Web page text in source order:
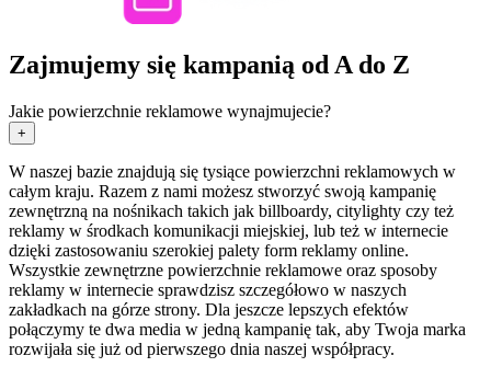
Zajmujemy się kampanią od A do Z
Jakie powierzchnie reklamowe wynajmujecie?
+
W naszej bazie znajdują się tysiące powierzchni reklamowych w
całym kraju. Razem z nami możesz stworzyć swoją kampanię
zewnętrzną na nośnikach takich jak billboardy, citylighty czy też
reklamy w środkach komunikacji miejskiej, lub też w internecie
dzięki zastosowaniu szerokiej palety form reklamy online.
Wszystkie zewnętrzne powierzchnie reklamowe oraz sposoby
reklamy w internecie sprawdzisz szczegółowo w naszych
zakładkach na górze strony. Dla jeszcze lepszych efektów
połączymy te dwa media w jedną kampanię tak, aby Twoja marka
rozwijała się już od pierwszego dnia naszej współpracy.